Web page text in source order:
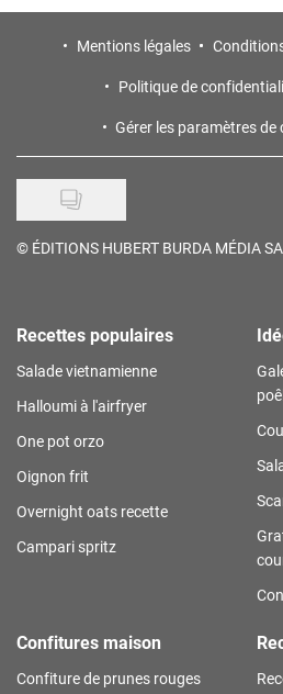
Mentions légales
Politique de
Gérer les paramètres
© ÉDITIONS HUBERT BURDA MÉDIA
Recettes populaires
Salade vietnamienne
Halloumi à l'airfryer
One pot orzo
Oignon frit
Overnight oats recette
Campari spritz
Confitures maison
Confiture de prunes rouges